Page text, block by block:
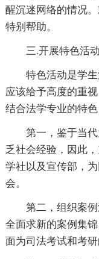
醒沉迷网络的情况
特别帮助。
三.开展特色活动
特色活动是学
应该给予高度的重
结合法学专业的特色
第一，鉴于当
乏社会经验，因此
学社以及宣传部，
会。
第二，组织案
全面求新的案例集
面为司法考试和考